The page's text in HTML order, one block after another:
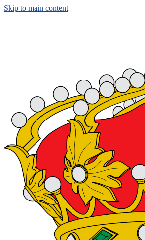
Skip to main content